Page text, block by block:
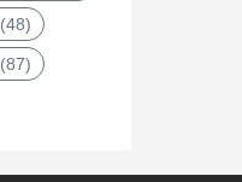
(48)
(87)